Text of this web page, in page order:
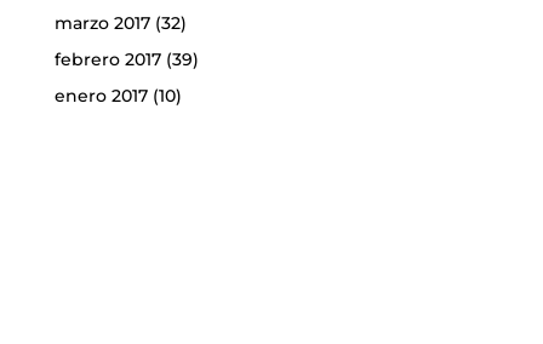
marzo 2017(32)
febrero 2017(39)
enero 2017(10)